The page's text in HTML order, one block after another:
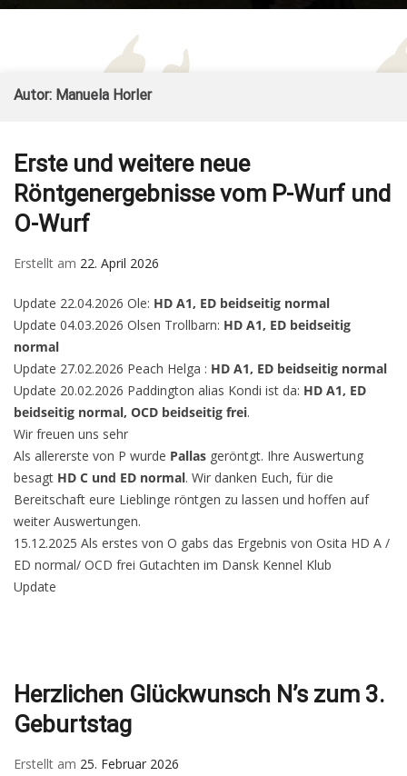
Sennenhunde
– Züchter im SSV und
for
Autor: Manuela Horler
Erste und weitere neue
Röntgenergebnisse vom P-Wurf und
O-Wurf
Erstellt am 22. April 2026
Update 22.04.2026 Ole: HD A1, ED beidseitig normal
Update 04.03.2026 Olsen Trollbarn: HD A1, ED beidseitig
normal
Update 27.02.2026 Peach Helga : HD A1, ED beidseitig normal
Update 20.02.2026 Paddington alias Kondi ist da: HD A1, ED
beidseitig normal, OCD beidseitig frei.
Wir freuen uns sehr
Als allererste von P wurde Pallas geröntgt. Ihre Auswertung
besagt HD C und ED normal. Wir danken Euch, für die
Bereitschaft eure Lieblinge röntgen zu lassen und hoffen auf
weiter Auswertungen.
15.12.2025 Als erstes von O gabs das Ergebnis von Osita HD A /
ED normal/ OCD frei Gutachten im Dansk Kennel Klub
Update
Herzlichen Glückwunsch N’s zum 3.
Geburtstag
Erstellt am 25. Februar 2026